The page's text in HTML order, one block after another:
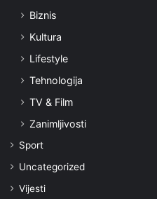
Biznis
Kultura
Lifestyle
Tehnologija
TV & Film
Zanimljivosti
Sport
Uncategorized
Vijesti